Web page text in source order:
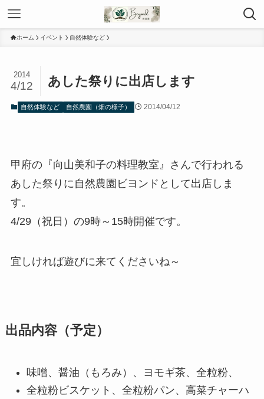
ホーム イベント 自然体験など
あした祭りに出店します
2014
4/12
自然体験など 自然農園（畑の様子） 2014/04/12
甲府の『向山美和子の料理教室』さんで行われる
あした祭りに自然農園ビヨンドとして出店しま
す。
4/29（祝日）の9時～15時開催です。
宜しければ遊びに来てくださいね～
出品内容（予定）
味噌、醤油（もろみ）、ヨモギ茶、全粒粉、
全粒粉ビスケット、全粒粉パン、高菜チャーハ